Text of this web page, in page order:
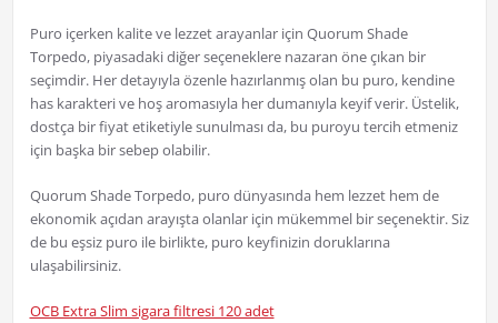
Puro içerken kalite ve lezzet arayanlar için Quorum Shade
Torpedo, piyasadaki diğer seçeneklere nazaran öne çıkan bir
seçimdir. Her detayıyla özenle hazırlanmış olan bu puro, kendine
has karakteri ve hoş aromasıyla her dumanıyla keyif verir. Üstelik,
dostça bir fiyat etiketiyle sunulması da, bu puroyu tercih etmeniz
için başka bir sebep olabilir.
Quorum Shade Torpedo, puro dünyasında hem lezzet hem de
ekonomik açıdan arayışta olanlar için mükemmel bir seçenektir. Siz
de bu eşsiz puro ile birlikte, puro keyfinizin doruklarına
ulaşabilirsiniz.
OCB Extra Slim sigara filtresi 120 adet